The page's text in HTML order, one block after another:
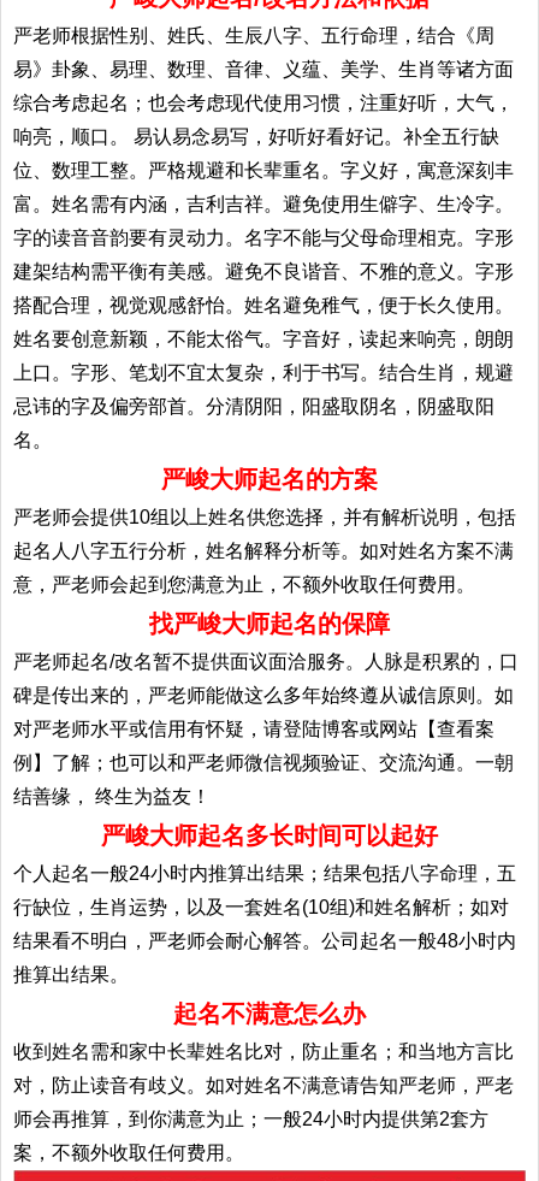
严老师根据性别、姓氏、生辰八字、五行命理，结合《周
易》卦象、易理、数理、音律、义蕴、美学、生肖等诸方面
综合考虑起名；也会考虑现代使用习惯，注重好听，大气，
响亮，顺口。 易认易念易写，好听好看好记。补全五行缺
位、数理工整。严格规避和长辈重名。字义好，寓意深刻丰
富。姓名需有内涵，吉利吉祥。避免使用生僻字、生冷字。
字的读音音韵要有灵动力。名字不能与父母命理相克。字形
建架结构需平衡有美感。避免不良谐音、不雅的意义。字形
搭配合理，视觉观感舒怡。姓名避免稚气，便于长久使用。
姓名要创意新颖，不能太俗气。字音好，读起来响亮，朗朗
上口。字形、笔划不宜太复杂，利于书写。结合生肖，规避
忌讳的字及偏旁部首。分清阴阳，阳盛取阴名，阴盛取阳
名。
严峻大师起名的方案
严老师会提供10组以上姓名供您选择，并有解析说明，包括
起名人八字五行分析，姓名解释分析等。如对姓名方案不满
意，严老师会起到您满意为止，不额外收取任何费用。
找严峻大师起名的保障
严老师起名/改名暂不提供面议面洽服务。人脉是积累的，口
碑是传出来的，严老师能做这么多年始终遵从诚信原则。如
对严老师水平或信用有怀疑，请登陆博客或网站【查看案
例】了解；也可以和严老师微信视频验证、交流沟通。一朝
结善缘， 终生为益友！
严峻大师起名多长时间可以起好
个人起名一般24小时内推算出结果；结果包括八字命理，五
行缺位，生肖运势，以及一套姓名(10组)和姓名解析；如对
结果看不明白，严老师会耐心解答。公司起名一般48小时内
推算出结果。
起名不满意怎么办
收到姓名需和家中长辈姓名比对，防止重名；和当地方言比
对，防止读音有歧义。如对姓名不满意请告知严老师，严老
师会再推算，到你满意为止；一般24小时内提供第2套方
案，不额外收取任何费用。